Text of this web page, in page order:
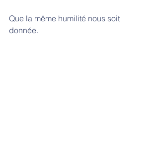
Que la même humilité nous soit
donnée.